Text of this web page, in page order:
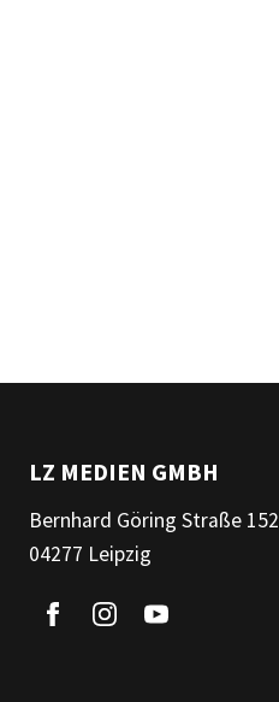
LZ MEDIEN GMBH
Bernhard Göring Straße 152
04277 Leipzig